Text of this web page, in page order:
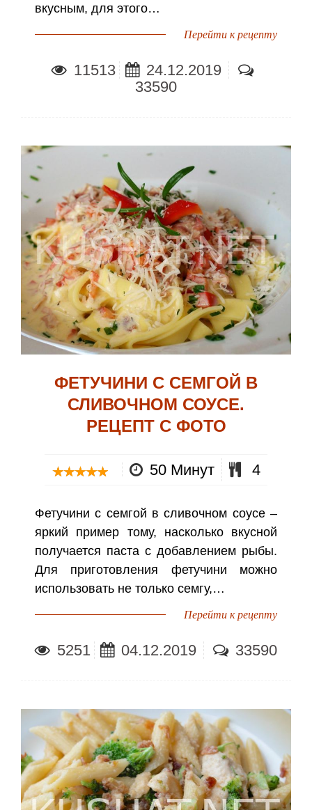
вкусным, для этого…
Перейти к рецепту
11513
24.12.2019
33590
ФЕТУЧИНИ С СЕМГОЙ В
СЛИВОЧНОМ СОУСЕ.
РЕЦЕПТ С ФОТО
50 Минут 4
Фетучини с семгой в сливочном соусе –
яркий пример тому, насколько вкусной
получается паста с добавлением рыбы.
Для приготовления фетучини можно
использовать не только семгу,…
Перейти к рецепту
5251 04.12.2019 33590